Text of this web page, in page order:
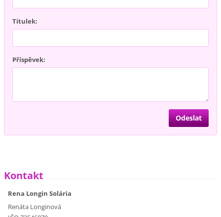
Titulek:
Příspěvek:
Kontakt
Rena Longin Solária
Renáta Longinová